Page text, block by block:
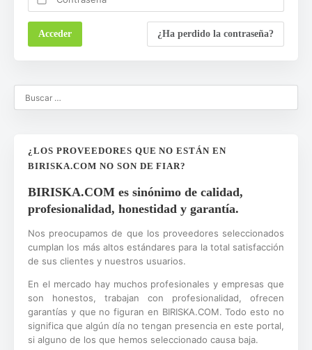
¿Ha perdido la contraseña?
¿LOS PROVEEDORES QUE NO ESTÁN EN
BIRISKA.COM NO SON DE FIAR?
BIRISKA.COM es sinónimo de calidad,
profesionalidad, honestidad y garantía.
Nos preocupamos de que los proveedores seleccionados
cumplan los más altos estándares para la total satisfacción
de sus clientes y nuestros usuarios.
En el mercado hay muchos profesionales y empresas que
son honestos, trabajan con profesionalidad, ofrecen
garantías y que no figuran en BIRISKA.COM. Todo esto no
significa que algún día no tengan presencia en este portal,
si alguno de los que hemos seleccionado causa baja.